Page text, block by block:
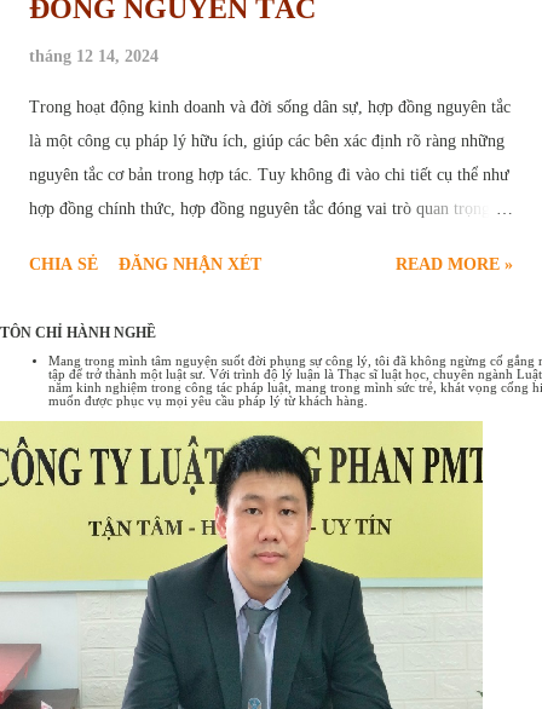
ĐỒNG NGUYÊN TẮC
tháng 12 14, 2024
Trong hoạt động kinh doanh và đời sống dân sự, hợp đồng nguyên tắc
là một công cụ pháp lý hữu ích, giúp các bên xác định rõ ràng những
nguyên tắc cơ bản trong hợp tác. Tuy không đi vào chi tiết cụ thể như
hợp đồng chính thức, hợp đồng nguyên tắc đóng vai trò quan trọng,
sau đây sẽ cung cấp chi tiết quy định pháp luật về hợp đồng nguyên
Tổng quan về hợp đồng nguyên tắc Hợp đồng nguyên tắc là sự thỏa
thuận sơ bộ giữa các bên về những nội dung cơ bản, những nguyên
tắc chung nhất của một giao dịch. Có thể hiểu hợp đồng nguyên tắc
như một bản "ghi nhớ" hoặc "cam kết" về ý định hợp tác, tạo tiền đề
cho việc đàm phán và ký kết hợp đồng chính thức sau này. Đặc điểm
của hợp đồng nguyên tắc: Tính chất định hướng: Xác định khuôn khổ
chung, những điểm cốt lõi của giao ...
CHIA SẺ ĐĂNG NHẬN XÉT READ MORE »
TÔN CHỈ HÀNH NGHỀ
Mang trong mình tâm nguyện suốt đời phụng sự công lý, tôi đã không ngừng cố
tập để trở thành một luật sư. Với trình độ lý luận là Thạc sĩ luật học, chuyên ngành
năm kinh nghiệm trong công tác pháp luật, mang trong mình sức trẻ, khát vọng cống
muốn được phục vụ mọi yêu cầu pháp lý từ khách hàng.